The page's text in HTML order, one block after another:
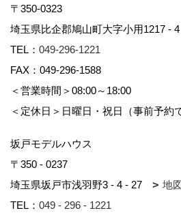
個人情報の共同利用
個人情報を第三者との間で
は、個人情報の取り扱いを
場合には、共同利用の相手
の監督を行います。
個人情報の第三者提供
〒350-0323
埼玉県比企郡鳩山町大字小用1217 -
TEL： 049-296-1221
FAX：049-296-1588
＜営業時間＞08:00～18:00
＜定休日＞日曜日・祝日（事前予約
坂戸モデルハウス
〒350 - 0237
埼玉県坂戸市浅羽野3 - 4 - 27
地
TEL： 049 - 296 - 1221